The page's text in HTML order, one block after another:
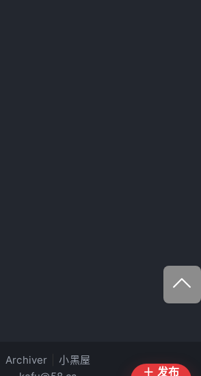
Archiver
小黑屋
＋ 发布